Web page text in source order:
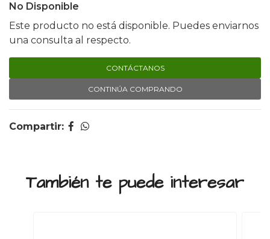
No Disponible
Este producto no está disponible. Puedes enviarnos
una consulta al respecto.
CONTÁCTANOS
CONTINÚA COMPRANDO
Compartir:
También te puede interesar